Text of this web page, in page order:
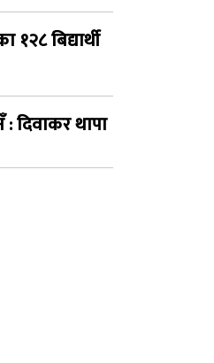
बिद्यार्थी
दिवाकर थापा